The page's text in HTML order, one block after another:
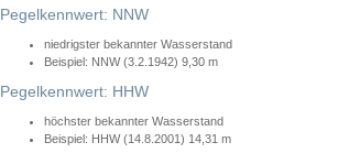
Pegelkennwert: NNW
niedrigster bekannter Wasserstand
Beispiel: NNW (3.2.1942) 9,30 m
Pegelkennwert: HHW
höchster bekannter Wasserstand
Beispiel: HHW (14.8.2001) 14,31 m